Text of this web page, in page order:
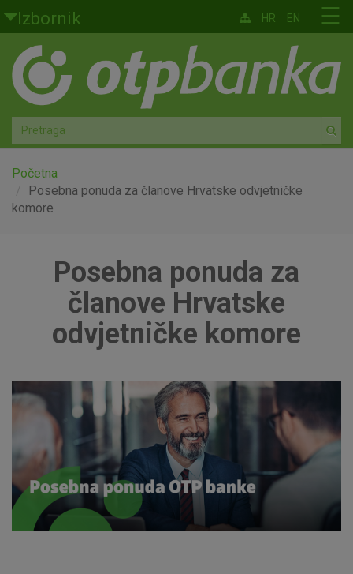
Skoči na glavni sadržaj
Izbornik
Građani
Privatno bankarstvo
Agro
Mala poduzeća i obrtnici
Srednja i velika poduzeća
☰
HR EN
Početna
Posebna ponuda za članove Hrvatske odvjetničke
komore
Posebna ponuda za
članove Hrvatske
odvjetničke komore